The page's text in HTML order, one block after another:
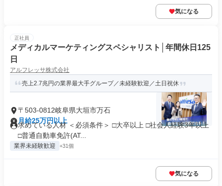
気になる
正社員
メディカルマーケティングスペシャリスト│年間休日125
日
アルフレッサ株式会社
売上2.7兆円の業界最大手グループ／未経験歓迎／土日祝休
〒503-0812岐阜県大垣市万石
月給25万円以上
求めている人材 ＜必須条件＞ □大卒以上 □社会人経験3年以上
□普通自動車免許(AT...
業界未経験歓迎 +31個
気になる